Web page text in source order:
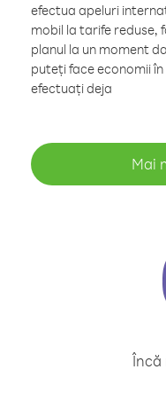
efectua apeluri
mobil la tarife reduse,
planul la un moment
puteți face economii
efectuați deja
Mai
Încă